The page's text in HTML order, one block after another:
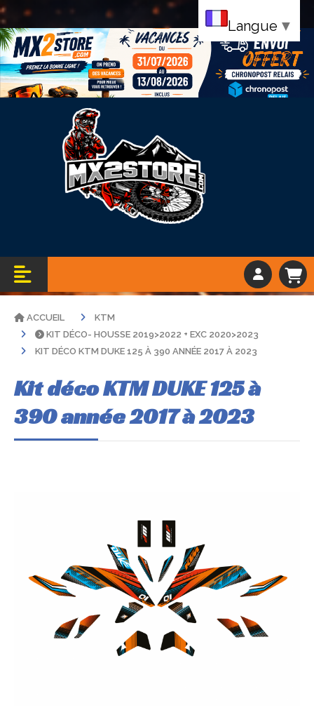
Bandeau vacance
ACCUEIL
KTM
KIT DÉCO- HOUSSE 2019>2022 + EXC 2020>2023
KIT DÉCO KTM DUKE 125 À 390 ANNÉE 2017 À 2023
Kit déco KTM DUKE 125 à
390 année 2017 à 2023
Langue ▼